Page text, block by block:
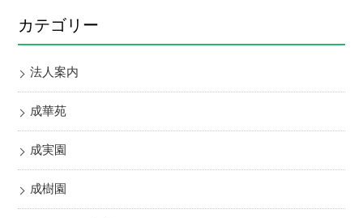
カテゴリー
法人案内
成華苑
成実園
成樹園